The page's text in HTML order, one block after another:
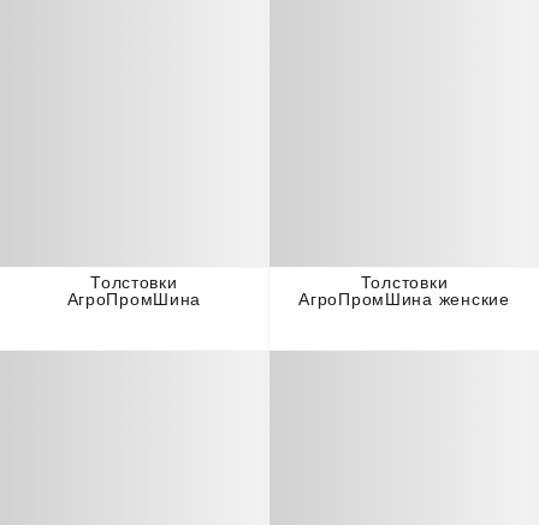
Толстовки
АгроПромШина
Толстовки
АгроПромШина женские